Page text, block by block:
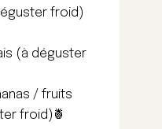
froid)
(à déguster
/ fruits
froid)🍍